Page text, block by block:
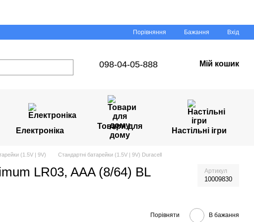
Порівняння Бажання Вхід
098-04-05-888 Мій кошик
Електроніка
Товари для
дому
Настільні ігри
(1.5V | 9V) Стандартні батарейки (1.5V | 9V) Duracell
LR03, AAA (8/64) BL Артикул
10009830
Порівняти В бажання